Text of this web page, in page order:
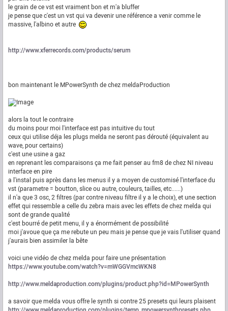
le grain de ce vst est vraiment bon et m'a bluffer
je pense que c'est un vst qui va devenir une référence a venir comme le
massive, l'albino et autre
http://www.xferrecords.com/products/serum
bon maintenant le MPowerSynth de chez meldaProduction
alors la tout le contraire
du moins pour moi l'interface est pas intuitive du tout
ceux qui utilise déja les plugs melda ne seront pas dérouté (équivalent au
wave, pour certains)
c'est une usine a gaz
en reprenant les comparaisons ça me fait penser au fm8 de chez NI niveau
interface en pire
a l'instal puis après dans les menus il y a moyen de customisé l'interface du
vst (parametre = boutton, slice ou autre, couleurs, tailles, etc......)
il n'a que 3 osc, 2 filtres (par contre niveau filtre il y a le choix), et une section
effet qui ressemble a celle du zebra mais avec les effets de chez melda qui
sont de grande qualité
c'est bourré de petit menu, il y a énormément de possibilité
moi j'avoue que ça me rebute un peu mais je pense que je vais l'utiliser quand
j'aurais bien assimiler la bête
voici une vidéo de chez melda pour faire une présentation
https://www.youtube.com/watch?v=mWGGVmcWKN8
http://www.meldaproduction.com/plugins/product.php?id=MPowerSynth
a savoir que melda vous offre le synth si contre 25 presets qui leurs plaisent